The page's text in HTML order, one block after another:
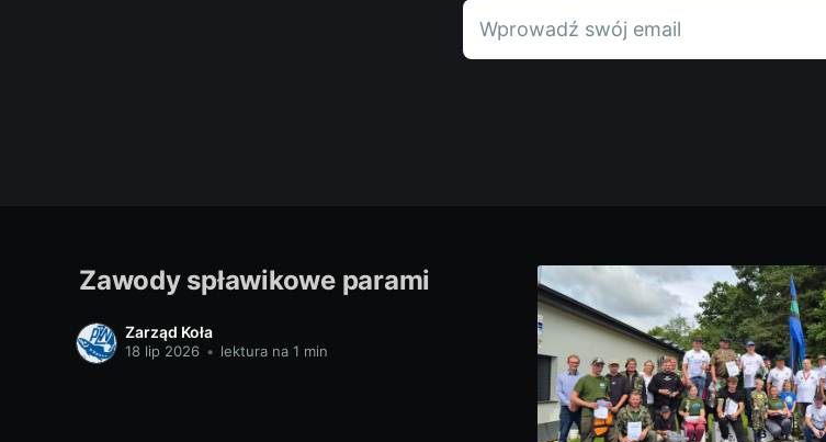
Wprowadź swój email
Zawody spławikowe parami
Zarząd Koła
18 lip 2026 • lektura na 1 min